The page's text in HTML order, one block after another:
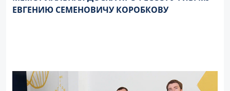
ЕВГЕНИЮ СЕМЕНОВИЧУ КОРОБКОВУ